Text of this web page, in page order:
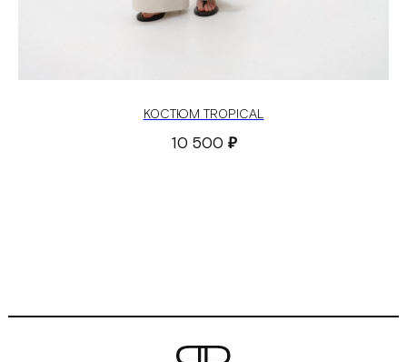
КОСТЮМ TROPICAL
10 500 ₽